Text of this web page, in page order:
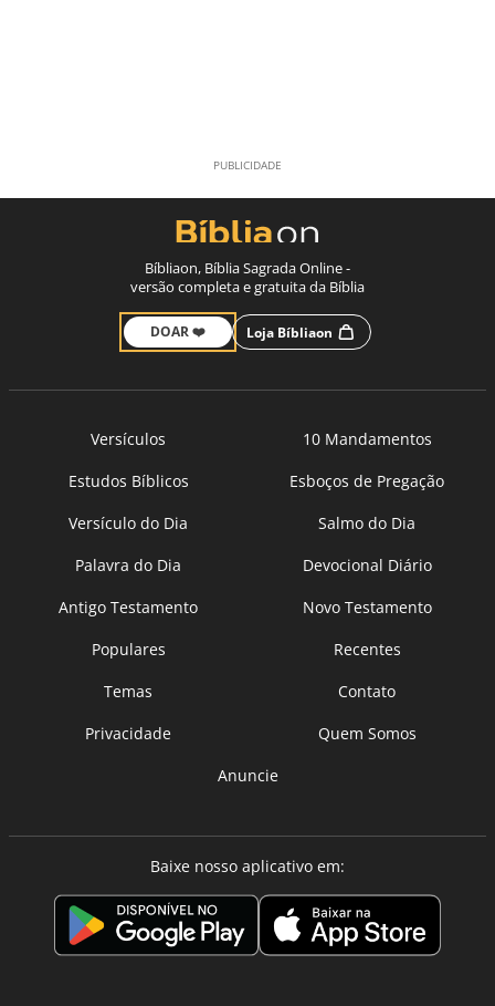
Bíbliaon, Bíblia Sagrada Online -
versão completa e gratuita da Bíblia
DOAR ❤️ Loja Bíbliaon
Versículos
10 Mandamentos
Estudos Bíblicos
Esboços de Pregação
Versículo do Dia
Salmo do Dia
Palavra do Dia
Devocional Diário
Antigo Testamento
Novo Testamento
Populares
Recentes
Temas
Contato
Privacidade
Quem Somos
Anuncie
Baixe nosso aplicativo em: